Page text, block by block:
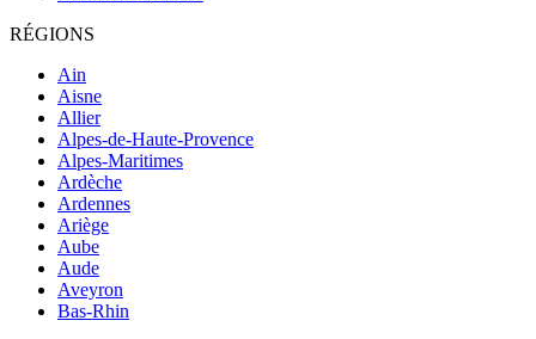
RÉGIONS
Ain
Aisne
Allier
Alpes-de-Haute-Provence
Alpes-Maritimes
Ardèche
Ardennes
Ariège
Aube
Aude
Aveyron
Bas-Rhin